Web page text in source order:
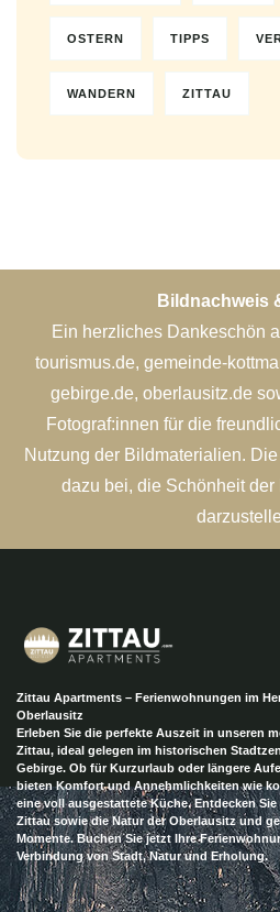
OSTERN TIPPS
WANDERN ZITTAU
Bildnachweis
Ein herzliches Dankeschön
tourismus.de, gemeinde-
gebirge.de, oberlausitz.de
Fotograf:innen für die
Nutzung der Bildmaterialien.
dazu bei, die Schönheit
Zittau Apartments – Ferienwohnungen im
Oberlausitz
Erleben Sie die perfekte Auszeit in unseren
Zittau, ideal gelegen im historischen
Gebirge. Ob für Kurzurlaub oder längere
bieten Komfort und Annehmlichkeiten wie
eine voll ausgestattete Küche. Entdecken
Zittau sowie die Natur der Oberlausitz und
Momente. Buchen Sie jetzt Ihre
Verbindung von Stadt, Natur und Erholung.